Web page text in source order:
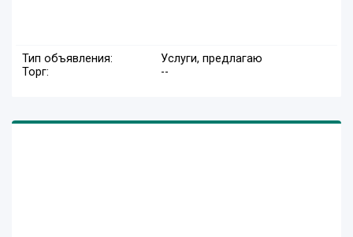
Тип объявления:
Услуги, предлагаю
Торг:
--